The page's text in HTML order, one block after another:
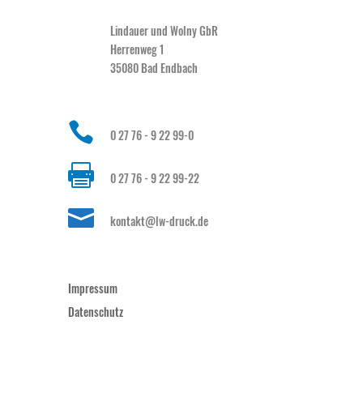
Lindauer und Wolny GbR
Herrenweg 1
35080 Bad Endbach
 0 27 76 - 9 22 99-0
 0 27 76 - 9 22 99-22
 kontakt@lw-druck.de
Impressum
Datenschutz